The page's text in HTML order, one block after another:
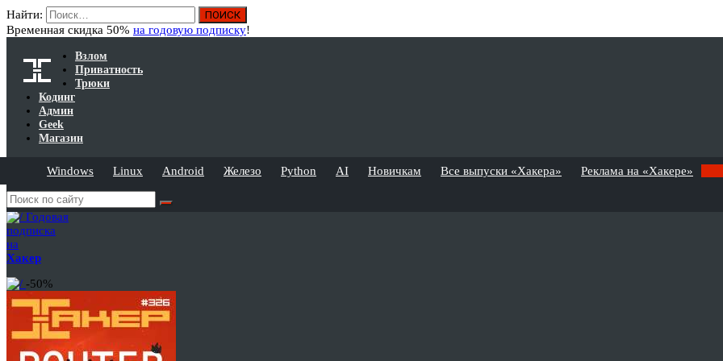
Найти:
Временная скидка 50% на годовую подписку!
Взлом
Приватность
Трюки
Кодинг
Админ
Geek
Магазин
Windows Linux Android Железо Python AI Новичкам Все выпуски «Хакера» Реклама на «Хакере»
Годовая
подписка
на
Хакер
-50%